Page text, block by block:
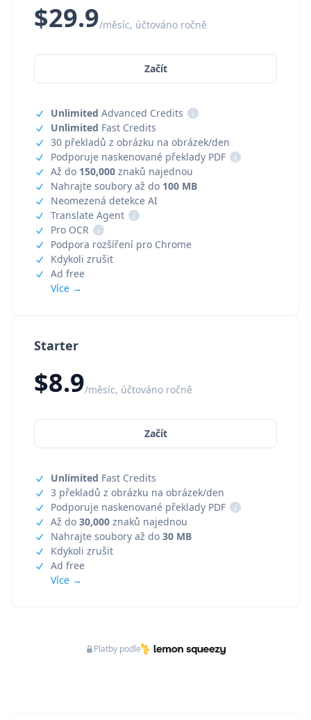
Starter
$8.9/měsíc, účtováno ročně
Začít
Unlimited Fast Credits
3 překladů z obrázku na obrázek/den
Podporuje naskenované překlady PDF
i
Až do 30,000 znaků najednou
Nahrajte soubory až do 30 MB
Kdykoli zrušit
Ad free
Více →
$29.9/měsíc, účtováno ročně
Začít
Unlimited Advanced Credits
i
Unlimited Fast Credits
30 překladů z obrázku na obrázek/den
Podporuje naskenované překlady PDF
i
Až do 150,000 znaků najednou
Nahrajte soubory až do 100 MB
Neomezená detekce AI
Translate Agent
i
Pro OCR
i
Podpora rozšíření pro Chrome
Kdykoli zrušit
Ad free
Více →
Platby podle